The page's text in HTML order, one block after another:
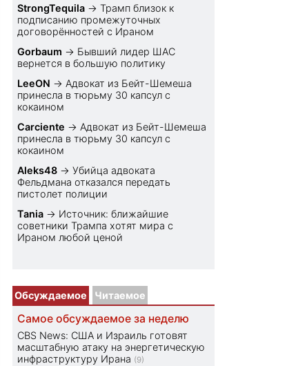
StrongTequila →Трамп близок к
подписанию промежуточных
договорённостей с Ираном
Gorbaum → Бывший лидер ШАС
вернется в большую политику
LeeON → Адвокат из Бейт-Шемеша
принесла в тюрьму 30 капсул с
кокаином
Carciente → Адвокат из Бейт-Шемеша
принесла в тюрьму 30 капсул с
кокаином
Aleks48 →Убийца адвоката
Фельдмана отказался передать
пистолет полиции
Tania → Источник: ближайшие
советники Трампа хотят мира с
Ираном любой ценой
Обсуждаемое Читаемое
Самое обсуждаемое за неделю
CBS News: США и Израиль готовят
масштабную атаку на энергетическую
инфраструктуру Ирана (9)